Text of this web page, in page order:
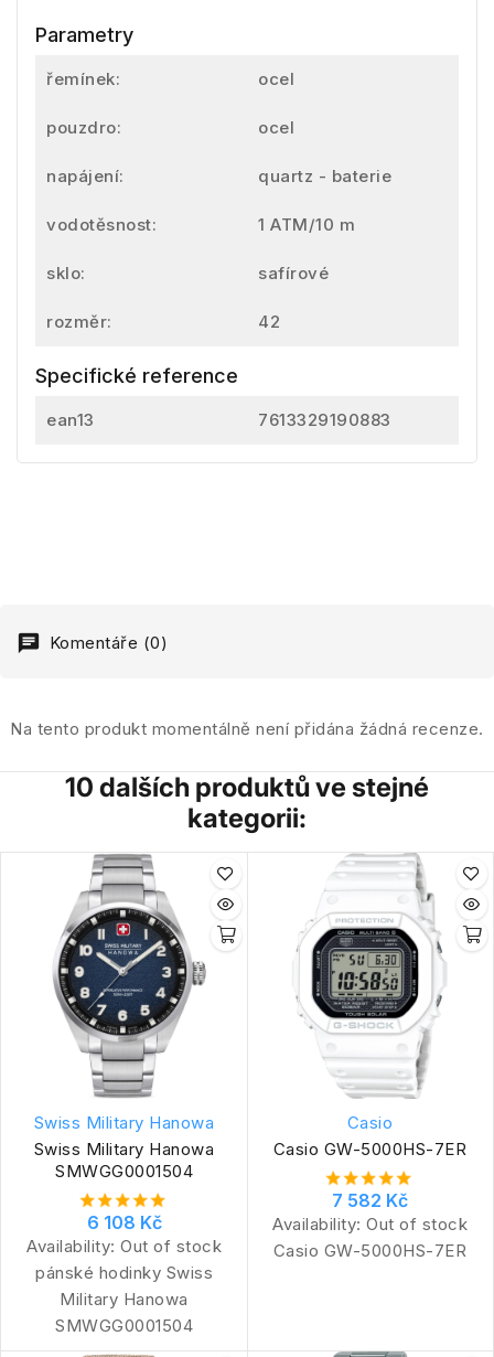
Parametry
řemínek: ocel
pouzdro: ocel
napájení: quartz - baterie
vodotěsnost: 1 ATM/10 m
sklo: safírové
rozměr: 42
Specifické reference
ean13 7613329190883
Komentáře (0)
Na tento produkt momentálně není přidána žádná recenze.
10 dalších produktů ve stejné
kategorii:
Swiss Military Hanowa
Swiss Military Hanowa
SMWGG0001504
6 108 Kč
Availability: Out of stock
pánské hodinky Swiss
Military Hanowa
SMWGG0001504
Casio
Casio GW-5000HS-7ER
7 582 Kč
Availability: Out of stock
Casio GW-5000HS-7ER